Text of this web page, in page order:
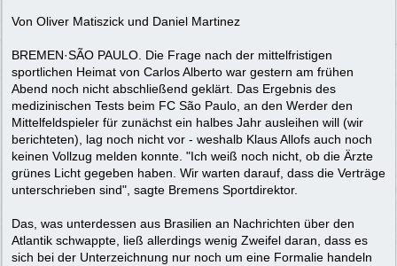
Von Oliver Matiszick und Daniel Martinez
BREMEN·SÃO PAULO. Die Frage nach der mittelfristigen
sportlichen Heimat von Carlos Alberto war gestern am frühen
Abend noch nicht abschließend geklärt. Das Ergebnis des
medizinischen Tests beim FC São Paulo, an den Werder den
Mittelfeldspieler für zunächst ein halbes Jahr ausleihen will (wir
berichteten), lag noch nicht vor - weshalb Klaus Allofs auch noch
keinen Vollzug melden konnte. "Ich weiß noch nicht, ob die Ärzte
grünes Licht gegeben haben. Wir warten darauf, dass die Verträge
unterschrieben sind", sagte Bremens Sportdirektor.
Das, was unterdessen aus Brasilien an Nachrichten über den
Atlantik schwappte, ließ allerdings wenig Zweifel daran, dass es
sich bei der Unterzeichnung nur noch um eine Formalie handeln